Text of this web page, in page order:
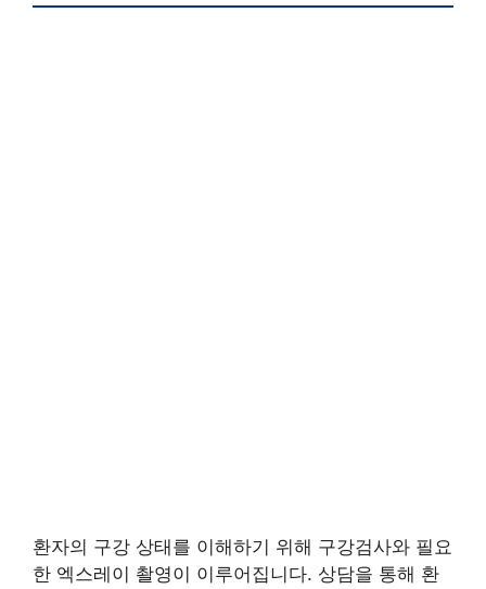
환자의 구강 상태를 이해하기 위해 구강검사와 필요
한 엑스레이 촬영이 이루어집니다. 상담을 통해 환